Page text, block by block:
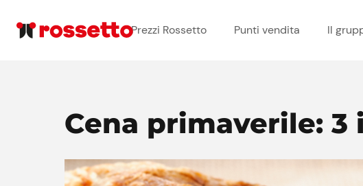
Prezzi Rossetto Punti vendita Il
Cena primaverile: 3